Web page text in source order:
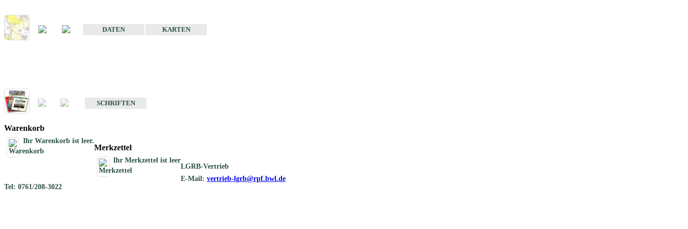
DATEN
KARTEN
SCHRIFTEN
Warenkorb
Ihr Warenkorb ist leer.
Merkzettel
Ihr Merkzettel ist leer
LGRB-Vertrieb
E-Mail: vertrieb-lgrb@rpf.bwl.de
Tel: 0761/208-3022